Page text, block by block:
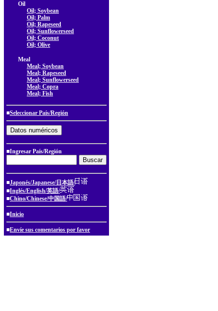
Oil
Oil; Soybean
Oil; Palm
Oil; Rapeseed
Oil; Sunflowerseed
Oil; Coconut
Oil; Olive
Meal
Meal; Soybean
Meal; Rapeseed
Meal; Sunflowerseed
Meal; Copra
Meal; Fish
■Seleccionar País/Región
■Ingresar País/Región
■Japonés/Japanese/日本語/
■Inglés/English/英語/
■Chino/Chinese/中国語/
■Inicio
■Envíe sus comentarios por favor